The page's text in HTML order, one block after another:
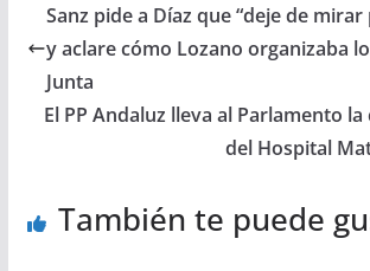
Sanz pide a Díaz que “deje de
y aclare cómo Lozano organizaba
Junta
El PP Andaluz lleva al Parlamento
del Hospital
También te puede